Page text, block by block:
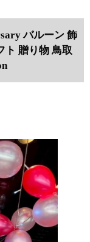
バルーン 飾
ト 贈り物 鳥取